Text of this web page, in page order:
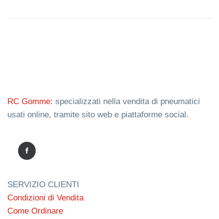
RC Gomme: specializzati nella vendita di pneumatici
usati online, tramite sito web e piattaforme social.
SERVIZIO CLIENTI
Condizioni di Vendita
Come Ordinare